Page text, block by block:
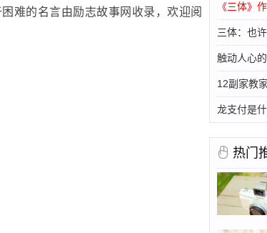
难的名言由励志故事网收录，欢迎阅
《三体》
三体：也
龙支付是
热门